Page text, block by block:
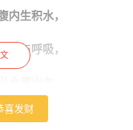
内生积水，
腔与呼吸，
部有伤疤，
喜发财